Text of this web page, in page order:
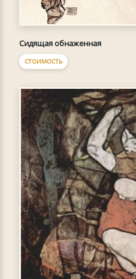
Сидящая обнаженная
СТОИМОСТЬ